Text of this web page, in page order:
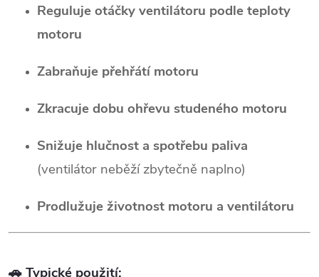
Reguluje otáčky ventilátoru podle teploty
motoru
Zabraňuje přehřátí motoru
Zkracuje dobu ohřevu studeného motoru
Snižuje hlučnost a spotřebu paliva
(ventilátor neběží zbytečně naplno)
Prodlužuje životnost motoru a ventilátoru
🚗 Typické použití: